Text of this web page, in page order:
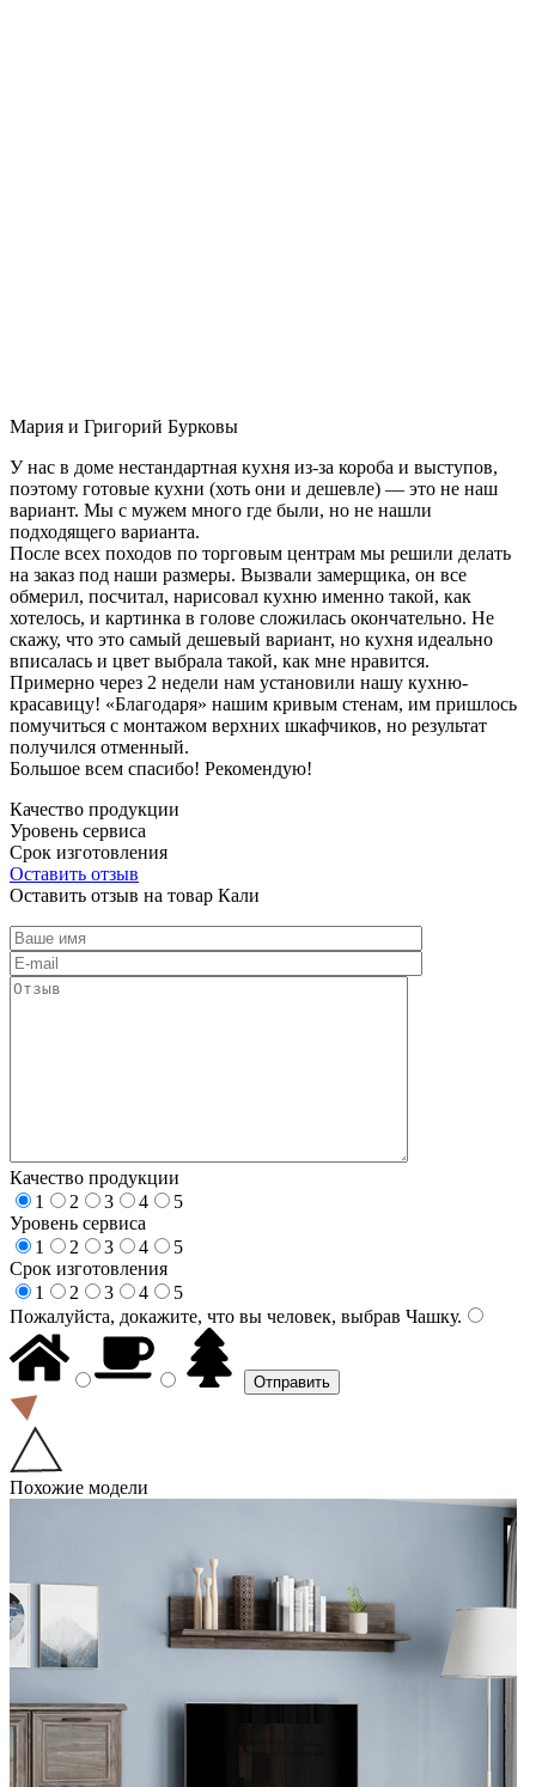
Мария и Григорий Бурковы
У нас в доме нестандартная кухня из-за короба и выступов,
поэтому готовые кухни (хоть они и дешевле) — это не наш
вариант. Мы с мужем много где были, но не нашли
подходящего варианта.
После всех походов по торговым центрам мы решили делать
на заказ под наши размеры. Вызвали замерщика, он все
обмерил, посчитал, нарисовал кухню именно такой, как
хотелось, и картинка в голове сложилась окончательно. Не
скажу, что это самый дешевый вариант, но кухня идеально
вписалась и цвет выбрала такой, как мне нравится.
Примерно через 2 недели нам установили нашу кухню-
красавицу! «Благодаря» нашим кривым стенам, им пришлось
помучиться с монтажом верхних шкафчиков, но результат
получился отменный.
Большое всем спасибо! Рекомендую!
Качество продукции
Уровень сервиса
Срок изготовления
Оставить отзыв
Оставить отзыв на товар Кали
Качество продукции
1
2 3 4
5
Уровень сервиса
1
2 3 4
5
Срок изготовления
1
2 3 4
5
Пожалуйста, докажите, что вы человек, выбрав Чашку.
Похожие модели